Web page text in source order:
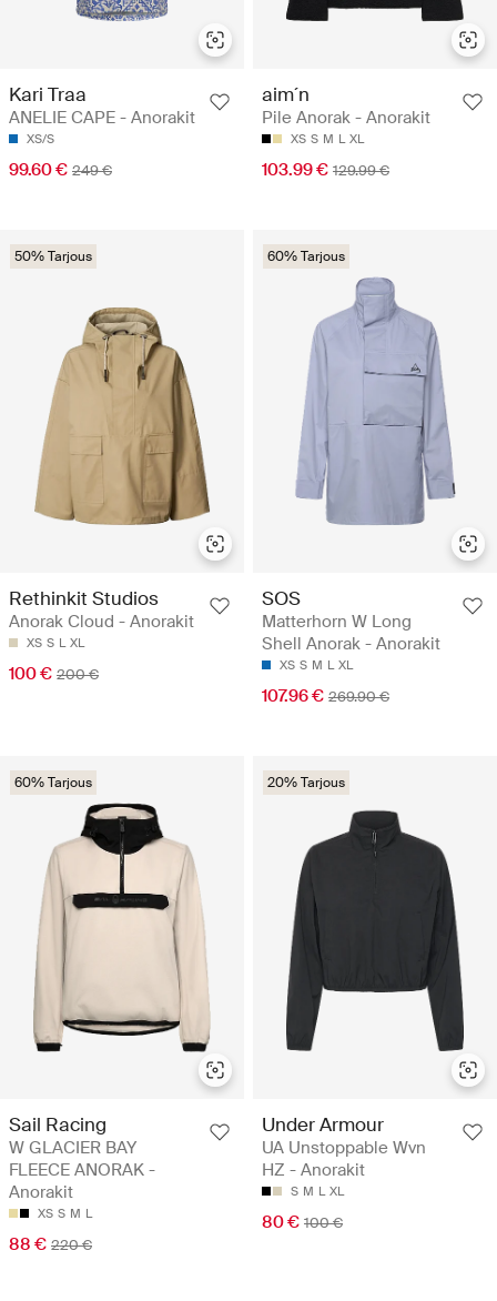
Kari Traa
ANELIE CAPE - Anorakit
XS/S
99.60 € 249 €
aim´n
Pile Anorak - Anorakit
XS S M L XL
103.99 € 129.99 €
50% Tarjous
Rethinkit Studios
Anorak Cloud - Anorakit
XS S L XL
100 € 200 €
60% Tarjous
SOS
Matterhorn W Long
Shell Anorak - Anorakit
XS S M L XL
107.96 € 269.90 €
60% Tarjous
Sail Racing
W GLACIER BAY
FLEECE ANORAK -
Anorakit
XS S M L
88 € 220 €
20% Tarjous
Under Armour
UA Unstoppable Wvn
HZ - Anorakit
S M L XL
80 € 100 €